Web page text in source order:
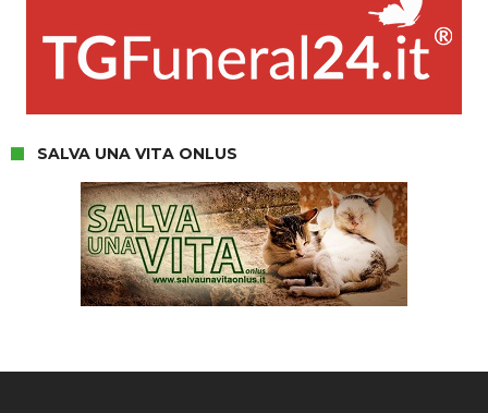
SALVA UNA VITA ONLUS